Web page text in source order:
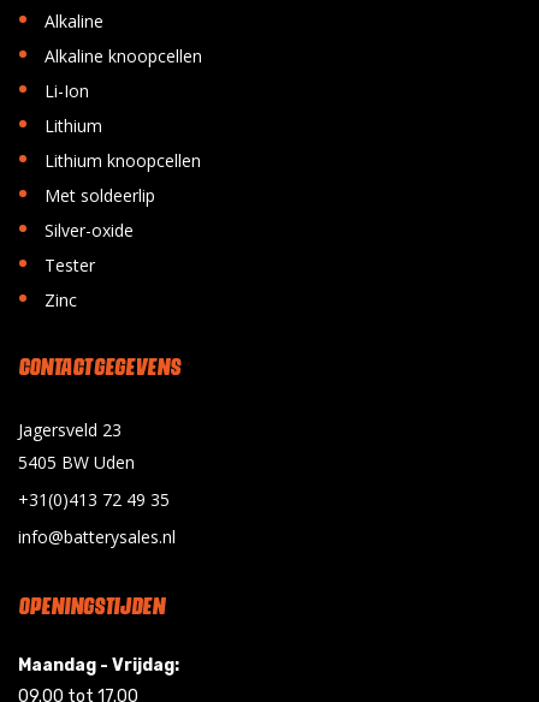
• Alkaline
• Alkaline knoopcellen
• Li-Ion
• Lithium
• Lithium knoopcellen
• Met soldeerlip
• Silver-oxide
• Tester
• Zinc
CONTACT GEGEVENS
Jagersveld 23
5405 BW Uden
+31(0)413 72 49 35
info@batterysales.nl
OPENINGSTIJDEN
Maandag - Vrijdag:
09.00 tot 17.00